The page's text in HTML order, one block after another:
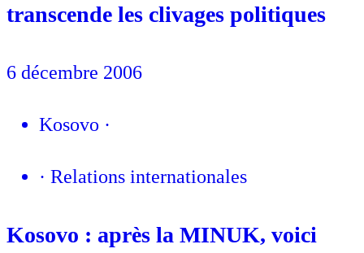
transcende les clivages politiques
6 décembre 2006
Kosovo ·
· Relations internationales
Kosovo : après la MINUK, voici